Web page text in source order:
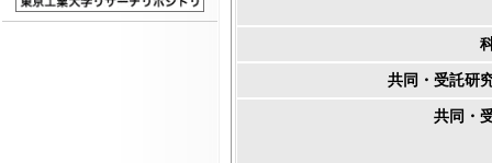
共同・受託研
共同・